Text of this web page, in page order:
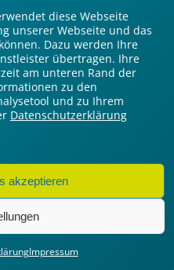
diese Webseite
unserer Webseite und das
Dazu werden Ihre
übertragen. Ihre
am unteren Rand der
zu den
und zu Ihrem
Datenschutzerklärung
akzeptieren
Impressum